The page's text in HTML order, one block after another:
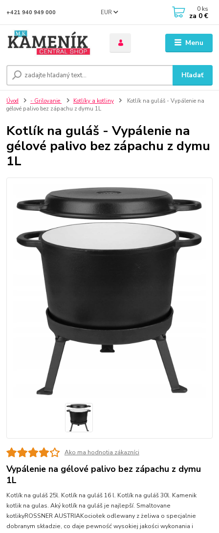
Menu
EUR
Hľadať
+421 940 949 000 0 ks
za 0 €
Úvod - Grilovanie Kotlíky a kotliny
Kotlík na guláš - Vypálenie na
gélové palivo bez zápachu z dymu 1L
Kotlík na guláš - Vypálenie na
gélové palivo bez zápachu z dymu
1L
Ako ma hodnotia zákazníci
Vypálenie na gélové palivo bez zápachu z dymu
1L
Kotlík na guláš 25l. Kotlík na guláš 16 l. Kotlík na guláš 30l. Kamenik
kotlik na gulas. Aký kotlík na guláš je najlepší. Smaltovane
kotlikyROSSNER AUSTRIAKociołek odlewany z żeliwa o specjalnie
dobranym składzie, co daje pewność wysokiej jakości wykonania i